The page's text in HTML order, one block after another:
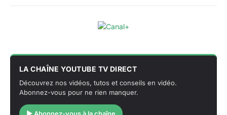
LA CHAÎNE YOUTUBE TV DIRECT
Découvrez nos vidéos, tutos et conseils en vidéo.
Abonnez-vous pour ne rien manquer.